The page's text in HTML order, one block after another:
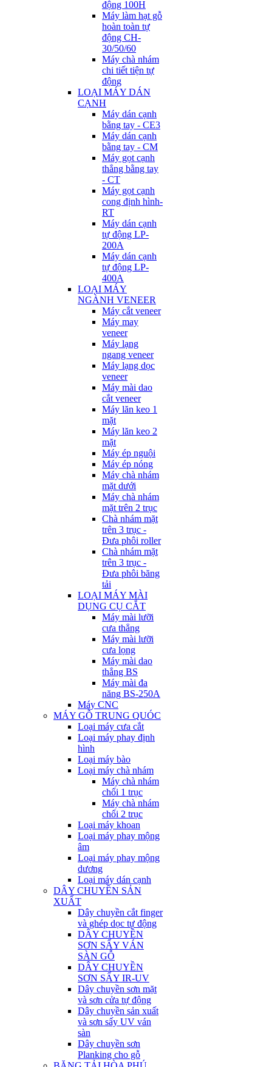
động 100H
Máy làm hạt gỗ
hoàn toàn tự
động CH-
30/50/60
Máy chà nhám
chi tiết tiện tự
động
LOẠI MÁY DÁN
CẠNH
Máy dán cạnh
bằng tay - CE3
Máy dán cạnh
bằng tay - CM
Máy gọt cạnh
thẳng bằng tay
- CT
Máy gọt cạnh
cong định hình-
RT
Máy dán cạnh
tự động LP-
200A
Máy dán cạnh
tự động LP-
400A
LOẠI MÁY
NGÀNH VENEER
Máy cắt veneer
Máy may
veneer
Máy lạng
ngang veneer
Máy lạng dọc
veneer
Máy mài dao
cắt veneer
Máy lăn keo 1
mặt
Máy lăn keo 2
mặt
Máy ép nguội
Máy ép nóng
Máy chà nhám
mặt dưới
Máy chà nhám
mặt trên 2 trục
Chà nhám mặt
trên 3 trục -
Đưa phôi roller
Chà nhám mặt
trên 3 trục -
Đưa phôi băng
tải
LOẠI MÁY MÀI
DỤNG CỤ CẮT
Máy mài lưỡi
cưa thẳng
Máy mài lưỡi
cưa lọng
Máy mài dao
thẳng BS
Máy mài đa
năng BS-250A
Máy CNC
MÁY GỖ TRUNG QUÓC
Loại máy cưa cắt
Loại máy phay định
hình
Loại máy bào
Loại máy chà nhám
Máy chà nhám
chổi 1 trục
Máy chà nhám
chổi 2 trục
Loại máy khoan
Loại máy phay mộng
âm
Loại máy phay mộng
dương
Loại máy dán cạnh
DÂY CHUYỀN SẢN
XUẤT
Dây chuyền cắt finger
và ghép dọc tự động
DÂY CHUYỀN
SƠN SẤY VÁN
SÀN GỖ
DÂY CHUYỀN
SƠN SẤY IR-UV
Dây chuyền sơn mặt
và sơn cửa tự động
Dây chuyền sản xuất
và sơn sấy UV ván
sàn
Dây chuyền sơn
Planking cho gỗ